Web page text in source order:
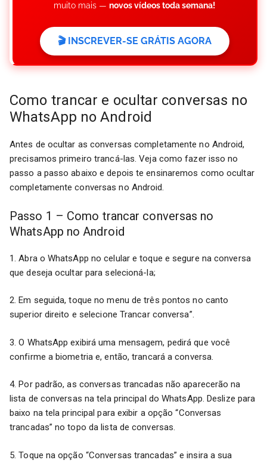
muito mais — novos vídeos toda semana!
🎬 INSCREVER-SE GRÁTIS AGORA
Como trancar e ocultar conversas no
WhatsApp no Android
Antes de ocultar as conversas completamente no Android,
precisamos primeiro trancá-las. Veja como fazer isso no
passo a passo abaixo e depois te ensinaremos como ocultar
completamente conversas no Android.
Passo 1 – Como trancar conversas no
WhatsApp no Android
1. Abra o WhatsApp no celular e toque e segure na conversa
que deseja ocultar para selecioná-la;
2. Em seguida, toque no menu de três pontos no canto
superior direito e selecione Trancar conversa”.
3. O WhatsApp exibirá uma mensagem, pedirá que você
confirme a biometria e, então, trancará a conversa.
4. Por padrão, as conversas trancadas não aparecerão na
lista de conversas na tela principal do WhatsApp. Deslize para
baixo na tela principal para exibir a opção “Conversas
trancadas” no topo da lista de conversas.
5. Toque na opção “Conversas trancadas” e insira a sua